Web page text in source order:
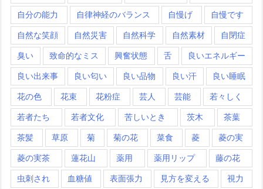
自分の能力 自律神経のバランス 自慢げ 自慢です
自然な笑顔 自然災害 自然科学 自然素材 自閉症
臭い 致命的なミス 興奮状態 舌 良いエネルギー
良い出来事 良い匂い 良い品物 良い汗 良い睡眠
花の色 花束 花粉症 芸人 芸能 若々しく
若者たち 若者文化 苦しいとき 茨木 茶葉
茶髪 草原 菊 菊の花 菜食 菱 菱の実
菱の実茶 蓮花山 薬用 薬用リップ 藤の花
虫刺され 血糖値 表面張力 見方を変える 視力